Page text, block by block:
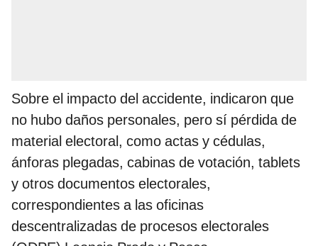
Sobre el impacto del accidente, indicaron que
no hubo daños personales, pero sí pérdida de
material electoral, como actas y cédulas,
ánforas plegadas, cabinas de votación, tablets
y otros documentos electorales,
correspondientes a las oficinas
descentralizadas de procesos electorales